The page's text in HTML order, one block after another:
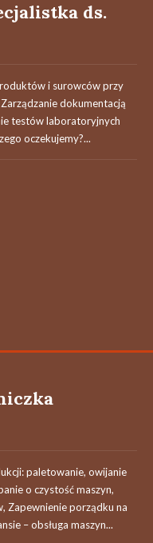
ds.
i surowców przy
dokumentacją
testów laboratoryjnych
oczekujemy?...
paletowanie, owijanie
o czystość maszyn,
Zapewnienie porządku na
– obsługa maszyn...